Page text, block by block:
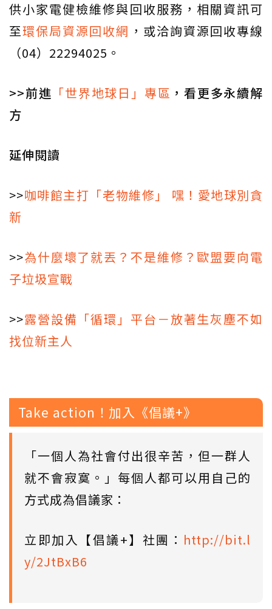
供小家電健檢維修與回收服務，相關資訊可
至環保局資源回收網 ，或洽詢資源回收專線
（04）22294025。
>>前進 「世界地球日」專區 ，看更多永續解
方
延伸閱讀
>>咖啡館主打「老物維修」 嘿！愛地球別貪
新
>>為什麼壞了就丟？不是維修？歐盟要向電
子垃圾宣戰
>>露營設備「循環」平台－放著生灰塵不如
找位新主人
Take action！加入《倡議+》
「一個人為社會付出很辛苦，但一群人
就不會寂寞。」每個人都可以用自己的
方式成為倡議家：
立即加入【倡議+】社團： http://bit.l
y/2JtBxB6